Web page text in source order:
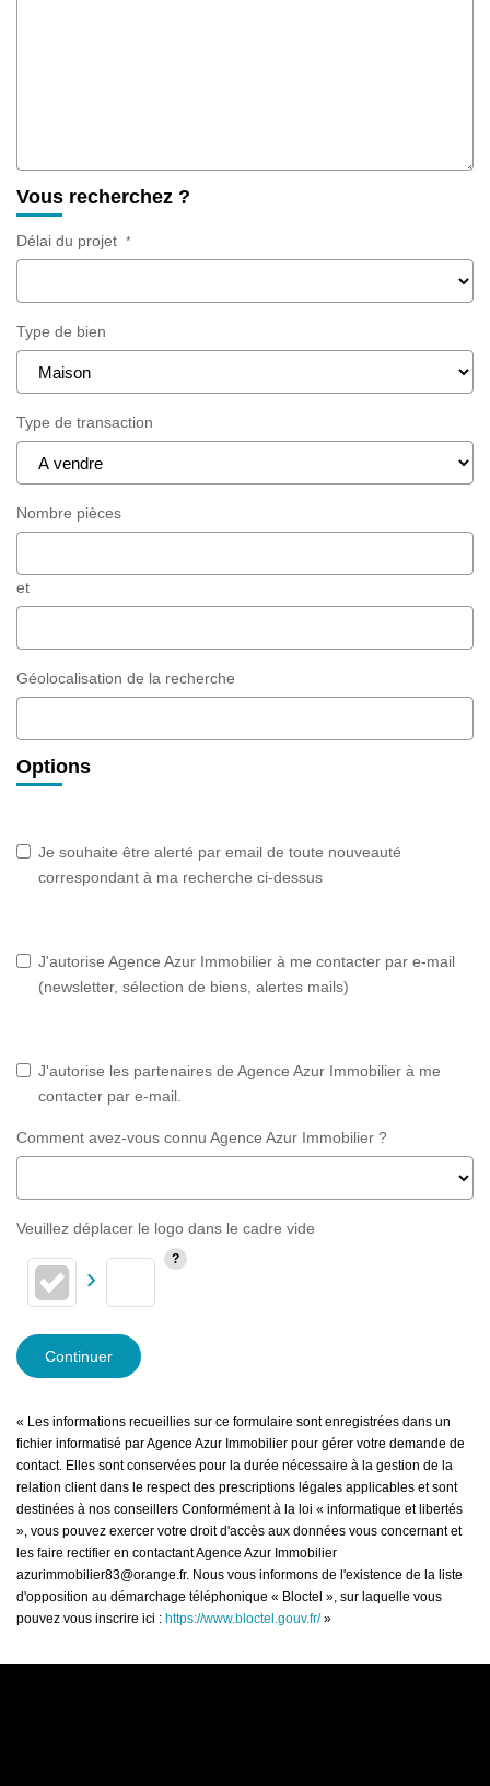
Vous recherchez ?
Délai du projet *
Type de bien
Type de transaction
Nombre pièces
et
Géolocalisation de la recherche
Options
Je souhaite être alerté par email de toute nouveauté
correspondant à ma recherche ci-dessus
J'autorise Agence Azur Immobilier à me contacter par e-mail
(newsletter, sélection de biens, alertes mails)
J'autorise les partenaires de Agence Azur Immobilier à me
contacter par e-mail.
Comment avez-vous connu Agence Azur Immobilier ?
Veuillez déplacer le logo dans le cadre vide
Continuer
« Les informations recueillies sur ce formulaire sont enregistrées dans un
fichier informatisé par Agence Azur Immobilier pour gérer votre demande de
contact. Elles sont conservées pour la durée nécessaire à la gestion de la
relation client dans le respect des prescriptions légales applicables et sont
destinées à nos conseillers Conformément à la loi « informatique et libertés
», vous pouvez exercer votre droit d'accès aux données vous concernant et
les faire rectifier en contactant Agence Azur Immobilier
azurimmobilier83@orange.fr. Nous vous informons de l'existence de la liste
d'opposition au démarchage téléphonique « Bloctel », sur laquelle vous
pouvez vous inscrire ici : https://www.bloctel.gouv.fr/»